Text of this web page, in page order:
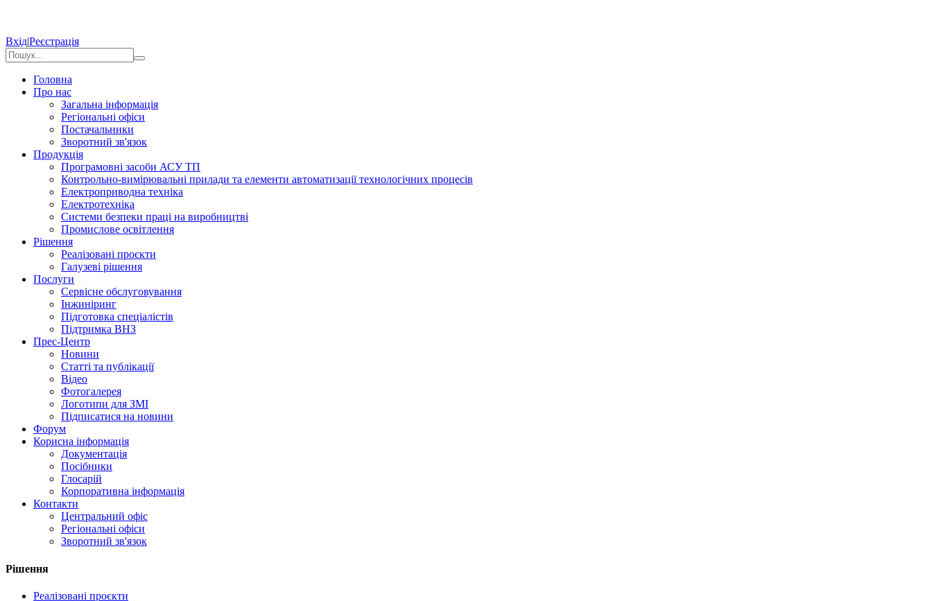
Вхід|Реєстрація
Головна
Про нас
Загальна інформація
Регіональні офіси
Постачальники
Зворотний зв'язок
Продукція
Програмовні засоби АСУ ТП
Контрольно-вимірювальні прилади та елементи автоматизації технологічних процесів
Електроприводна техніка
Електротехніка
Системи безпеки праці на виробництві
Промислове освітлення
Рішення
Реалізовані проєкти
Галузеві рішення
Послуги
Сервісне обслуговування
Інжиніринг
Підготовка спеціалістів
Підтримка ВНЗ
Прес-Центр
Новини
Статті та публікації
Відео
Фотогалерея
Логотипи для ЗМІ
Підписатися на новини
Форум
Корисна інформація
Документація
Посібники
Глосарій
Корпоративна інформація
Контакти
Центральний офіс
Регіональні офіси
Зворотний зв'язок
Рішення
Реалізовані проєкти